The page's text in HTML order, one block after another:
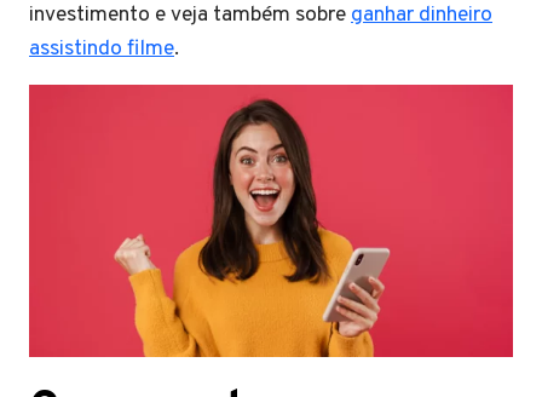
investimento e veja também sobreganhar dinheiro
assistindo filme.